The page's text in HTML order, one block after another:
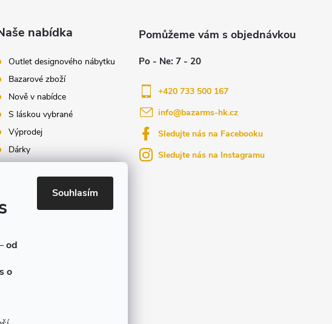
od
o
Souhlasím
nabídka
Outlet designového nábytku
Bazarové zboží
Nově v nabídce
S láskou vybrané
Výprodej
Dárky
e-shopu
info@bazarms-hk.cz
+420 733 500 167
Sledujte nás na Facebooku
Sledujte nás na Instagramu